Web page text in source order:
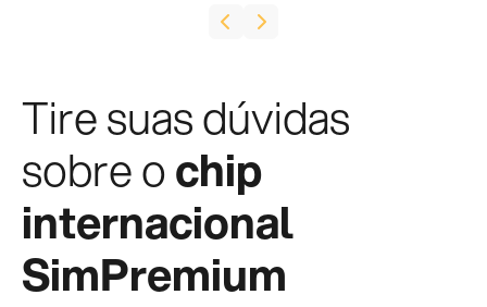
Tire suas dúvidas
sobre ochip
internacional
SimPremium